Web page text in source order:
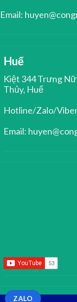
Email:
Huế
Kiệt 344 Trưng
Thủy, Huế
Hotline/Zalo/
Email:
ZALO